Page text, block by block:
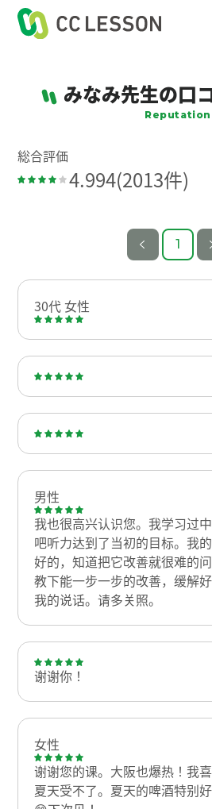
みなみ先生の口
Reputation
総合評価
4.994(2013件)
1
30代 女性
男性
我也很高兴认识您。我学习过
吧听力达到了当初的目标。我
好的，知道把它改善就很难的
教下能一步一步的改善，缓解
我的说话。请多关照。
谢谢你！
女性
谢谢您的课。大阪也爆热！我
夏天受不了。夏天的啤酒特别